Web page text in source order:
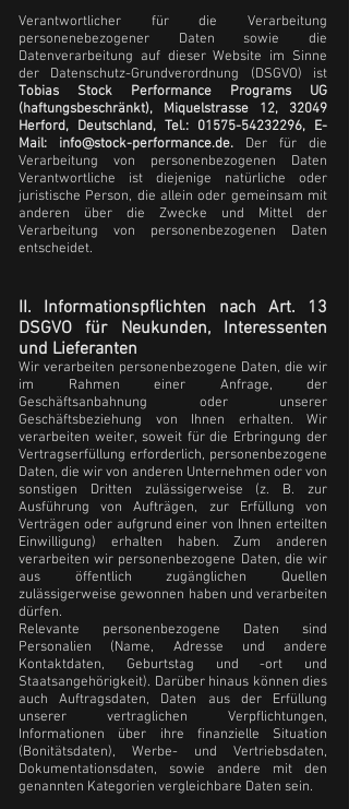
Verantwortlicher für die Verarbeitung
personenebezogener Daten sowie die
Datenverarbeitung auf dieser Website im Sinne
der Datenschutz-Grundverordnung (DSGVO) ist
Tobias Stock Performance Programs UG
(haftungsbeschränkt), Miquelstrasse 12, 32049
Herford, Deutschland, Tel.: 01575-54232296, E-
Mail: info@stock-performance.de. Der für die
Verarbeitung von personenbezogenen Daten
Verantwortliche ist diejenige natürliche oder
juristische Person, die allein oder gemeinsam mit
anderen über die Zwecke und Mittel der
Verarbeitung von personenbezogenen Daten
entscheidet.​
II. Informationspflichten nach Art. 13
DSGVO für Neukunden, Interessenten
und Lieferanten
Wir verarbeiten personenbezogene Daten, die wir
im Rahmen einer Anfrage, der
Geschäftsanbahnung oder unserer
Geschäftsbeziehung von Ihnen erhalten. Wir
verarbeiten weiter, soweit für die Erbringung der
Vertragserfüllung erforderlich, personenbezogene
Daten, die wir von anderen Unternehmen oder von
sonstigen Dritten zulässigerweise (z. B. zur
Ausführung von Aufträgen, zur Erfüllung von
Verträgen oder aufgrund einer von Ihnen erteilten
Einwilligung) erhalten haben. Zum anderen
verarbeiten wir personenbezogene Daten, die wir
aus öffentlich zugänglichen Quellen
zulässigerweise gewonnen haben und verarbeiten
dürfen.
Relevante personenbezogene Daten sind
Personalien (Name, Adresse und andere
Kontaktdaten, Geburtstag und -ort und
Staatsangehörigkeit). Darüber hinaus können dies
auch Auftragsdaten, Daten aus der Erfüllung
unserer vertraglichen Verpflichtungen,
Informationen über ihre finanzielle Situation
(Bonitätsdaten), Werbe- und Vertriebsdaten,
Dokumentationsdaten, sowie andere mit den
genannten Kategorien vergleichbare Daten sein.